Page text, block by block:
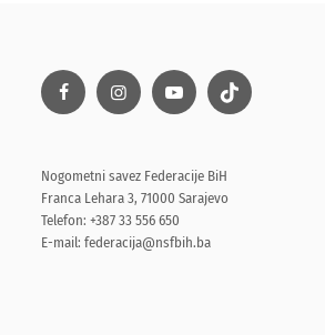
Nogometni savez Federacije BiH
Franca Lehara 3, 71000 Sarajevo
Telefon: +387 33 556 650
E-mail: federacija@nsfbih.ba